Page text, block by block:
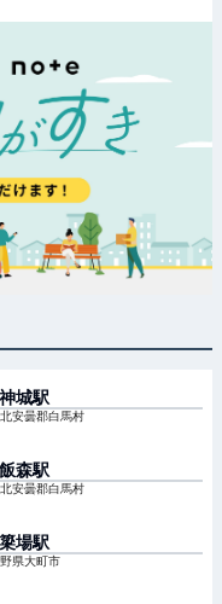
神城駅
安曇郡白馬村
飯森駅
安曇郡白馬村
簗場駅
県大町市